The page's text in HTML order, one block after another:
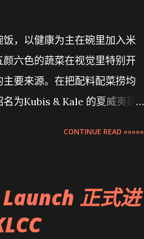
，以健康为主在碗里加入米
六色的蔬菜在视觉里特别开
要来源。在把配料配菜捞均
为Kubis & Kale 的夏威夷碗
CONTINUE READ »»»»»
正式进